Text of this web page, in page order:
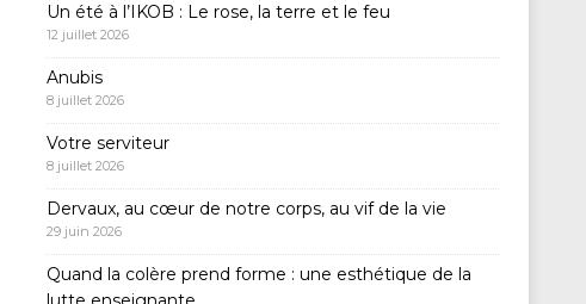
Un été à l’IKOB : Le rose, la terre et le feu
12 juillet 2026
Anubis
8 juillet 2026
Votre serviteur
8 juillet 2026
Dervaux, au cœur de notre corps, au vif de la vie
29 juin 2026
Quand la colère prend forme : une esthétique de la